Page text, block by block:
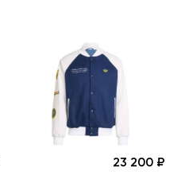
23 200